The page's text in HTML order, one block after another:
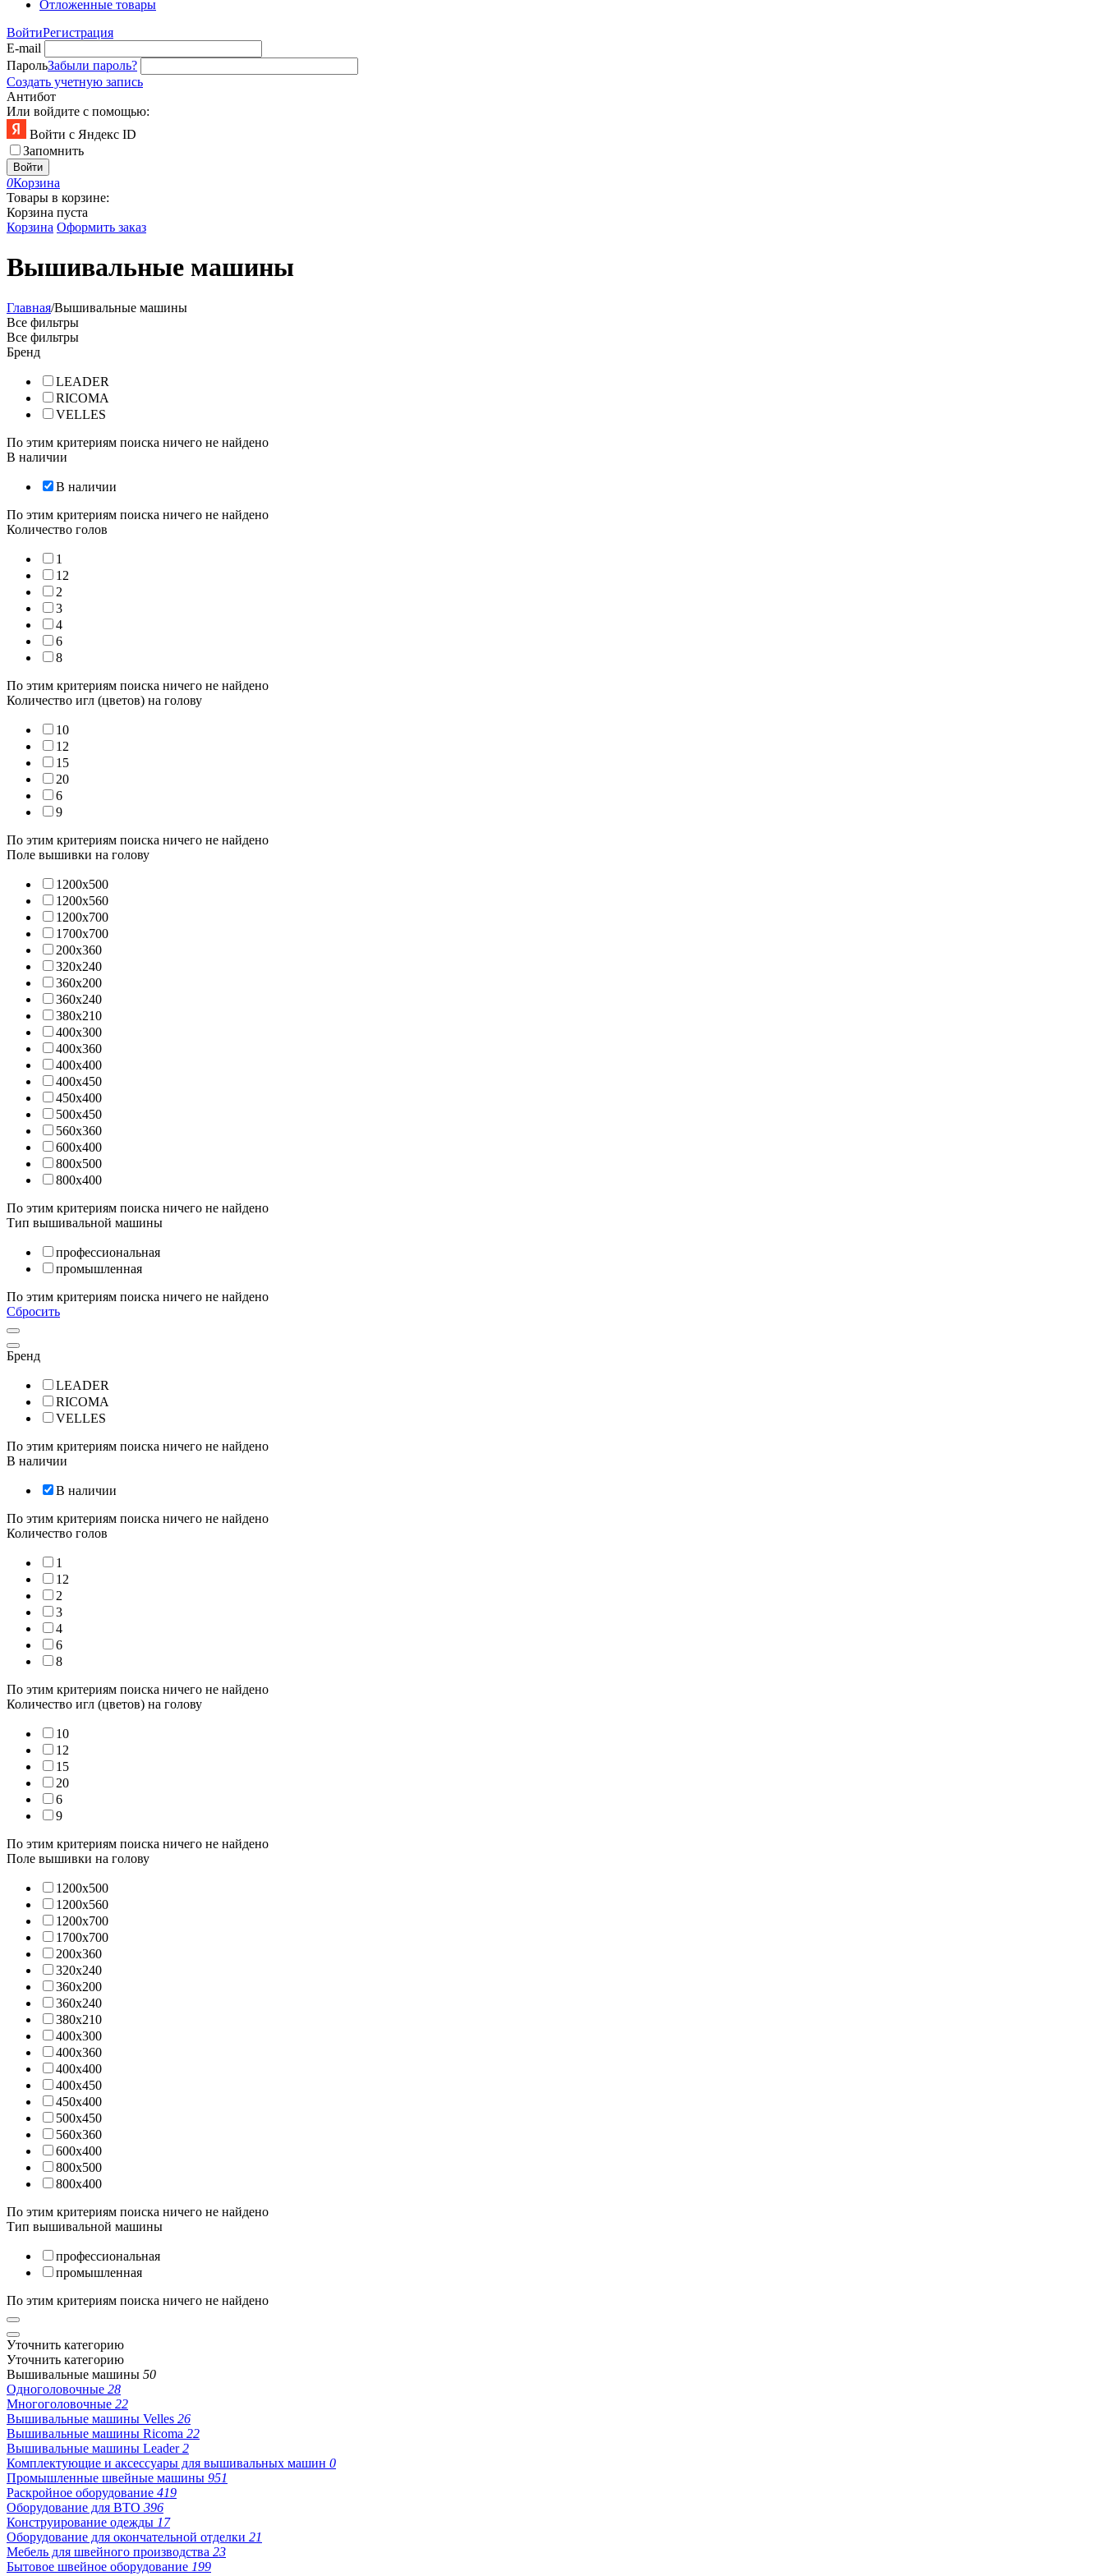
Отложенные товары
ВойтиРегистрация
E-mail
ПарольЗабыли пароль?
Создать учетную запись
Антибот
Или войдите с помощью:
Войти с Яндекс ID
Запомнить
Войти
0Корзина
Товары в корзине:
Корзина пуста
Корзина Оформить заказ
Вышивальные машины
Главная/Вышивальные машины
Все фильтры
Все фильтры
Бренд
LEADER
RICOMA
VELLES
По этим критериям поиска ничего не найдено
В наличии
В наличии
По этим критериям поиска ничего не найдено
Количество голов
1
12
2
3
4
6
8
По этим критериям поиска ничего не найдено
Количество игл (цветов) на голову
10
12
15
20
6
9
По этим критериям поиска ничего не найдено
Поле вышивки на голову
1200х500
1200х560
1200х700
1700х700
200х360
320х240
360х200
360х240
380х210
400х300
400х360
400х400
400х450
450х400
500х450
560х360
600x400
800x500
800х400
По этим критериям поиска ничего не найдено
Тип вышивальной машины
профессиональная
промышленная
По этим критериям поиска ничего не найдено
Сбросить
Бренд
LEADER
RICOMA
VELLES
По этим критериям поиска ничего не найдено
В наличии
В наличии
По этим критериям поиска ничего не найдено
Количество голов
1
12
2
3
4
6
8
По этим критериям поиска ничего не найдено
Количество игл (цветов) на голову
10
12
15
20
6
9
По этим критериям поиска ничего не найдено
Поле вышивки на голову
1200х500
1200х560
1200х700
1700х700
200х360
320х240
360х200
360х240
380х210
400х300
400х360
400х400
400х450
450х400
500х450
560х360
600x400
800x500
800х400
По этим критериям поиска ничего не найдено
Тип вышивальной машины
профессиональная
промышленная
По этим критериям поиска ничего не найдено
Уточнить категорию
Уточнить категорию
Вышивальные машины 50
Одноголовочные 28
Многоголовочные 22
Вышивальные машины Velles 26
Вышивальные машины Ricoma 22
Вышивальные машины Leader2
Комплектующие и аксессуары для вышивальных машин 0
Промышленные швейные машины 951
Раскройное оборудование 419
Оборудование для ВТО 396
Конструирование одежды 17
Оборудование для окончательной отделки 21
Мебель для швейного производства 23
Бытовое швейное оборудование 199